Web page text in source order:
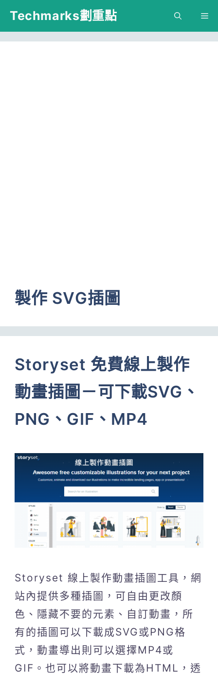
跳
主
Techmarks劃重點
製作 SVG插圖
Storyset 免費線上製作
動畫插圖－可下載SVG、
PNG、GIF、MP4
Storyset 線上製作動畫插圖工具，網
站內提供多種插圖，可自由更改顏
色、隱藏不要的元素、自訂動畫，所
有的插圖可以下載成SVG或PNG格
式，動畫導出則可以選擇MP4或
GIF。也可以將動畫下載為HTML，透